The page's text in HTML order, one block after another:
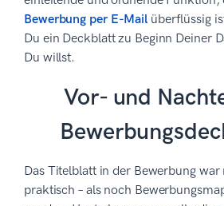
Bewerbung per E-Mail überflüssig
Du ein Deckblatt zu Beginn Deiner
Du willst.
Vor- und
Das Titelblatt in der Bewerbung
praktisch – als noch